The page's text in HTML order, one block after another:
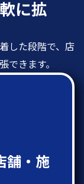
に拡
した段階で、店
きます。
舗・施